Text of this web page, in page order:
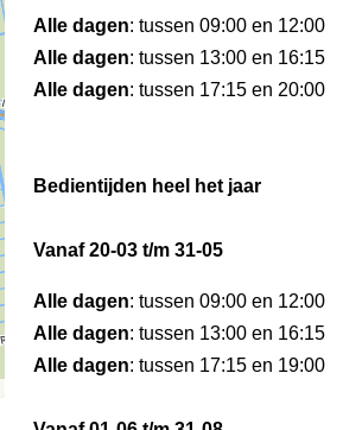
Alle dagen: tussen 09:00 en 12:00
Alle dagen: tussen 13:00 en 16:15
Alle dagen: tussen 17:15 en 20:00
Bedientijden heel het jaar
Vanaf 20-03 t/m 31-05
Alle dagen: tussen 09:00 en 12:00
Alle dagen: tussen 13:00 en 16:15
Alle dagen: tussen 17:15 en 19:00